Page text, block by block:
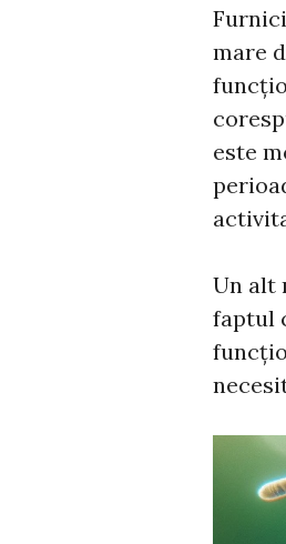
mare
este
Un alt
faptul